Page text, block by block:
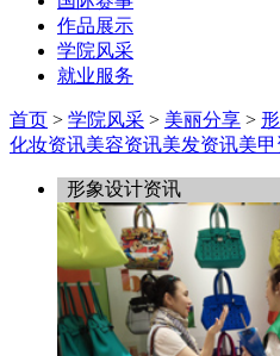
作品展示
学院风采
就业服务
首页 > 学院风采 > 美丽分享 >
化妆资讯美容资讯美发资讯美
形象设计资讯